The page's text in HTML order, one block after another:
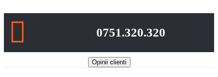
0751.320.320
Opinii clienti